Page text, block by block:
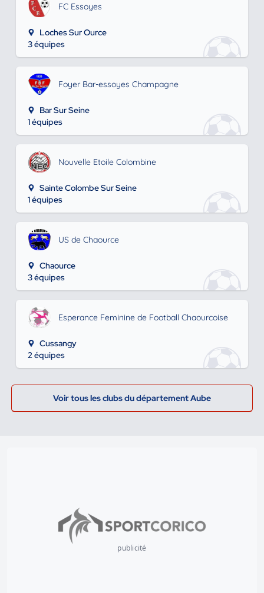
FC Essoyes
Loches Sur Ource
3 équipes
Foyer Bar-essoyes Champagne
Bar Sur Seine
1 équipes
Nouvelle Etoile Colombine
Sainte Colombe Sur Seine
1 équipes
US de Chaource
Chaource
3 équipes
Esperance Feminine de Football Chaourcoise
Cussangy
2 équipes
Voir tous les clubs du département Aube
publicité